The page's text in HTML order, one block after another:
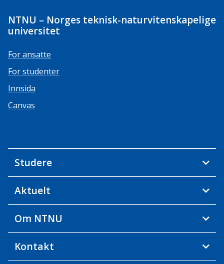
NTNU – Norges teknisk-naturvitenskapelige
universitet
For ansatte
For studenter
Innsida
Canvas
Studere
Aktuelt
Om NTNU
Kontakt